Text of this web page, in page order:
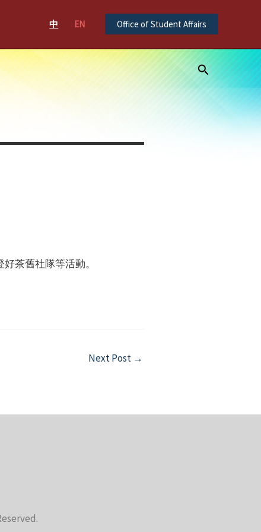
中 EN Office of Student Affairs
Search
茶舊社隊等活動。
Next Post →